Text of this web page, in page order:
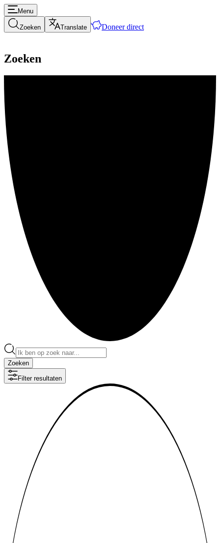
Menu
Zoeken Translate Doneer direct
Zoeken
Zoeken
Filter resultaten